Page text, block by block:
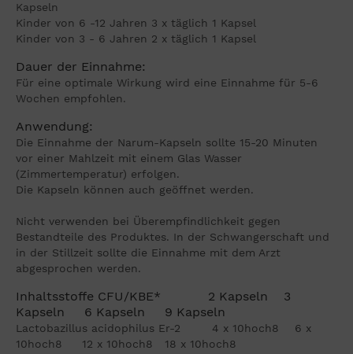
Kapseln
Kinder von 6 -12 Jahren 3 x täglich 1 Kapsel
Kinder von 3 - 6 Jahren 2 x täglich 1 Kapsel
Dauer der Einnahme:
Für eine optimale Wirkung wird eine Einnahme für 5-6
Wochen empfohlen.
Anwendung:
Die Einnahme der Narum-Kapseln sollte 15-20 Minuten
vor einer Mahlzeit mit einem Glas Wasser
(Zimmertemperatur) erfolgen.
Die Kapseln können auch geöffnet werden.
Nicht verwenden bei Überempfindlichkeit gegen
Bestandteile des Produktes. In der Schwangerschaft und
in der Stillzeit sollte die Einnahme mit dem Arzt
abgesprochen werden.
Inhaltsstoffe CFU/KBE* 2 Kapseln 3
Kapseln 6 Kapseln 9 Kapseln
Lactobazillus acidophilus Er-2 4 x 10hoch8 6 x
10hoch8 12 x 10hoch8 18 x 10hoch8